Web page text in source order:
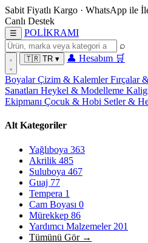
Sabit Fiyatlı Kargo · WhatsApp ile
Canlı Destek
☰ POLİKRAMI
⌕
🇹🇷 TR ▾ 👤 Hesabım 🛒
BoyalarÇizim & KalemlerFırçalar
Sanatları Heykel & Modelleme
Ekipmanı Çocuk & Hobi Setler &
Alt Kategoriler
Yağlıboya 363
Akrilik 485
Suluboya 467
Guaj 77
Tempera 1
Cam Boyası 0
Mürekkep 86
Yardımcı Malzemeler 201
Tümünü Gör →